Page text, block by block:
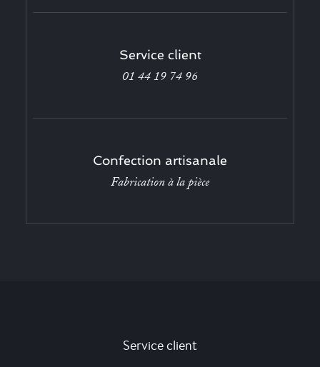
Service client
01 44 19 74 96
Confection artisanale
Fabrication à la pièce
Service client